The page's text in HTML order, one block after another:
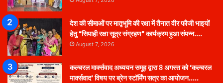
देश की सीमाओं पर मातृभूमि की रक्षा में तैनात वीर फौजी भाइयों
हेतु “सिपाही रक्षा सूत्र संग्रहण” कार्यक्रम हुआ संपन्न….
August 7, 2026
कल्चरल मार्क्सवाद अध्ययन समूह द्वारा 8 अगस्त को ‘कल्चरल
मार्क्सवाद’ विषय पर ब्रेन स्टॉर्मिंग सत्र का आयोजन…..